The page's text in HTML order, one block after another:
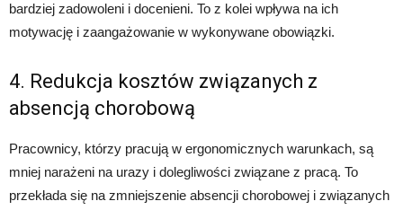
bardziej zadowoleni i docenieni. To z kolei wpływa na ich
motywację i zaangażowanie w wykonywane obowiązki.
4. Redukcja kosztów związanych z
absencją chorobową
Pracownicy, którzy pracują w ergonomicznych warunkach, są
mniej narażeni na urazy i dolegliwości związane z pracą. To
przekłada się na zmniejszenie absencji chorobowej i związanych